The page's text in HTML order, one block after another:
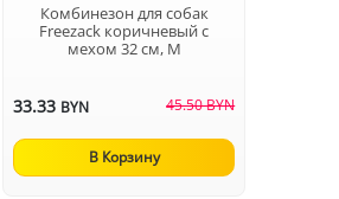
Комбинезон для собак
Freezack коричневый с
мехом 32 см, M
33.33 BYN 45.50 BYN
В Корзину